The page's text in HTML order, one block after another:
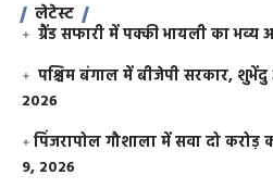
लेटेस्ट
ग्रैंड सफारी में पक्की भायली का भव्य
पश्चिम बंगाल में बीजेपी सरकार, शुभेंदु
2026
​पिंजरापोल गौशाला में सवा दो करोड़
9, 2026